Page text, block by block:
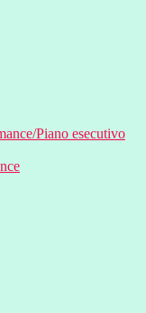
Piano esecutivo